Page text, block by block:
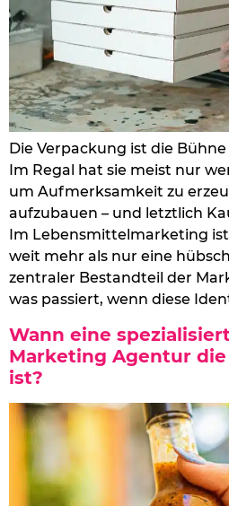
Die Verpackung ist die
Im Regal hat sie meist nur
um Aufmerksamkeit zu
aufzubauen – und letztlich
Im Lebensmittelmarketing
weit mehr als nur eine
zentraler Bestandteil der
was passiert, wenn diese
Wann eine
Marketing Agentur
ist?